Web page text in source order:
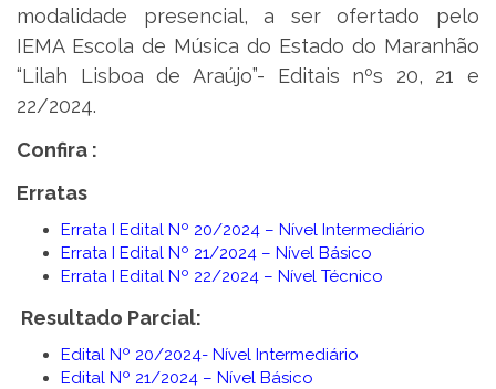
modalidade presencial, a ser ofertado pelo
IEMA Escola de Música do Estado do Maranhão
“Lilah Lisboa de Araújo”- Editais nºs 20, 21 e
22/2024.
Confira :
Erratas
Errata I Edital Nº 20/2024 – Nível Intermediário
Errata I Edital Nº 21/2024 – Nível Básico
Errata I Edital Nº 22/2024 – Nível Técnico
Resultado Parcial:
Edital Nº 20/2024- Nível Intermediário
Edital Nº 21/2024 – Nível Básico